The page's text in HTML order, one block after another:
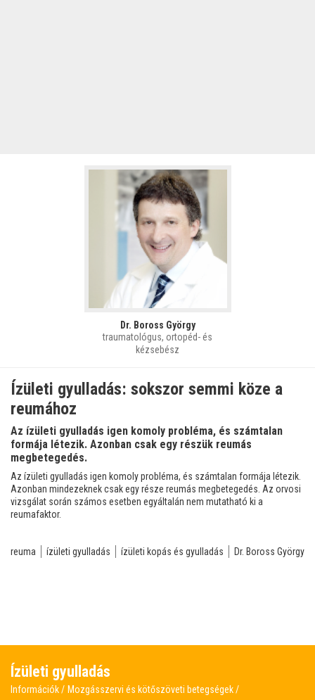
Dr. Boross György
traumatológus, ortopéd- és
kézsebész
Ízületi gyulladás: sokszor semmi köze a
reumához
Az ízületi gyulladás igen komoly probléma, és számtalan
formája létezik. Azonban csak egy részük reumás
megbetegedés.
Az ízületi gyulladás igen komoly probléma, és számtalan formája létezik.
Azonban mindezeknek csak egy része reumás megbetegedés. Az orvosi
vizsgálat során számos esetben egyáltalán nem mutatható ki a
reumafaktor.
reuma ízületi gyulladás ízületi kopás és gyulladás Dr. Boross György
Ízületi gyulladás
Információk
Mozgásszervi és kötőszöveti betegségek